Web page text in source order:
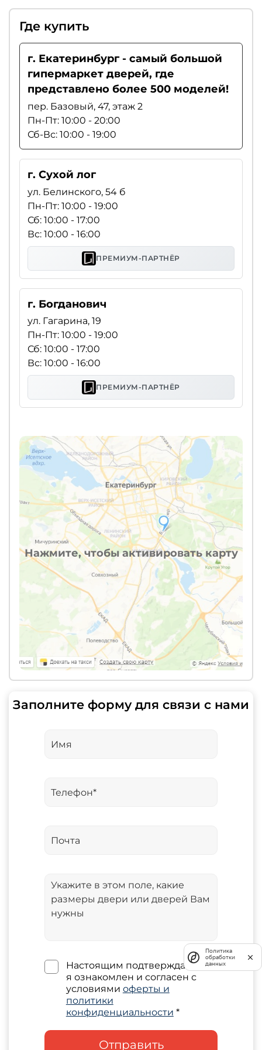
Нажмите, чтобы активировать карту
Где купить
г. Екатеринбург - самый большой
гипермаркет дверей, где
представлено более 500 моделей!
пер. Базовый, 47, этаж 2
Пн-Пт: 10:00 - 20:00
Сб-Вс: 10:00 - 19:00
г. Сухой лог
ул. Белинского, 54 б
Пн-Пт: 10:00 - 19:00
Сб: 10:00 - 17:00
Вс: 10:00 - 16:00
ПРЕМИУМ-ПАРТНЁР
г. Богданович
ул. Гагарина, 19
Пн-Пт: 10:00 - 19:00
Сб: 10:00 - 17:00
Вс: 10:00 - 16:00
ПРЕМИУМ-ПАРТНЁР
Заполните форму для связи с нами
Настоящим подтверждаю, что
я ознакомлен и согласен с
условиями оферты и
политики
конфиденциальности *
Отправить
Политика
обработки
данных